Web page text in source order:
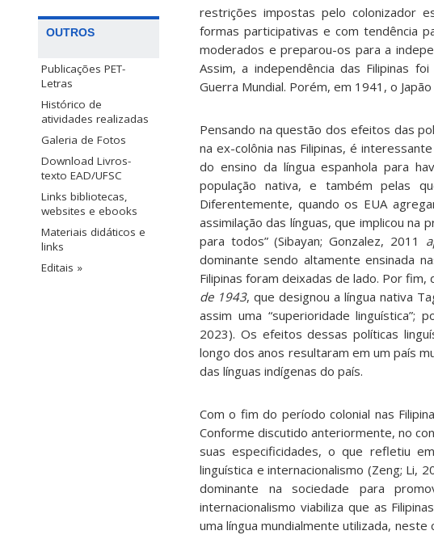
OUTROS
Publicações PET-
Letras
Histórico de
atividades realizadas
Galeria de Fotos
Download Livros-
texto EAD/UFSC
Links bibliotecas,
websites e ebooks
Materiais didáticos e
links
Editais »
restrições impostas pelo colonizador
formas participativas e com tendência
moderados e preparou-os para a
Assim, a independência das Filipinas
Guerra Mundial. Porém, em 1941, o
Pensando na questão dos efeitos das
na ex-colônia nas Filipinas, é
do ensino da língua espanhola para
população nativa, e também pelas
Diferentemente, quando os EUA
assimilação das línguas, que implicou na
para todos” (Sibayan; Gonzalez, 2011
dominante sendo altamente ensinada
Filipinas foram deixadas de lado. Por
de 1943, que designou a língua nativa
assim uma “superioridade linguística”;
2023). Os efeitos dessas políticas
longo dos anos resultaram em um país
das línguas indígenas do país.
Com o fim do período colonial nas
Conforme discutido anteriormente, no
suas especificidades, o que refletiu
linguística e internacionalismo (Zeng; Li,
dominante na sociedade para
internacionalismo viabiliza que as
uma língua mundialmente utilizada, neste